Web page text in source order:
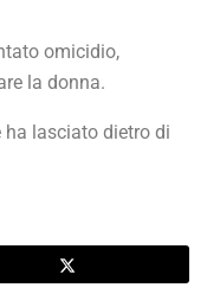
omicidio,
la donna.
ha lasciato dietro di